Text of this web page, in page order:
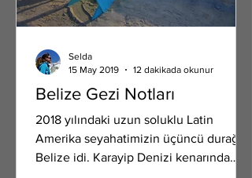
Belize Gezi Notları
2018 yılındaki uzun soluklu Latin
Amerika seyahatimizin üçüncü durağı
Belize idi. Karayip Denizi kenarında
Selda
15 May 2019
12 dakikada okunur